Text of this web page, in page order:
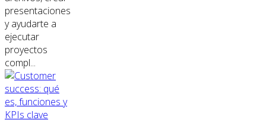
presentaciones
y ayudarte a
ejecutar
proyectos
compl...